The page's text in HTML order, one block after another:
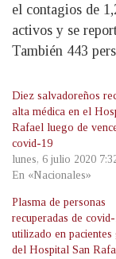
el contagios de
activos y se
También 443
Diez salvadoreños
alta médica en el
Rafael luego de
covid-19
lunes, 6 julio 2020
En «Nacionales»
Plasma de personas
recuperadas de
utilizado en pacientes
del Hospital San